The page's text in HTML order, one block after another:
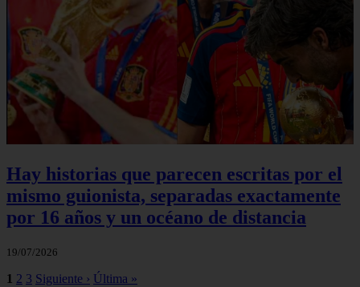
Hay historias que parecen escritas por el
mismo guionista, separadas exactamente
por 16 años y un océano de distancia
19/07/2026
1 2 3 Siguiente › Última »